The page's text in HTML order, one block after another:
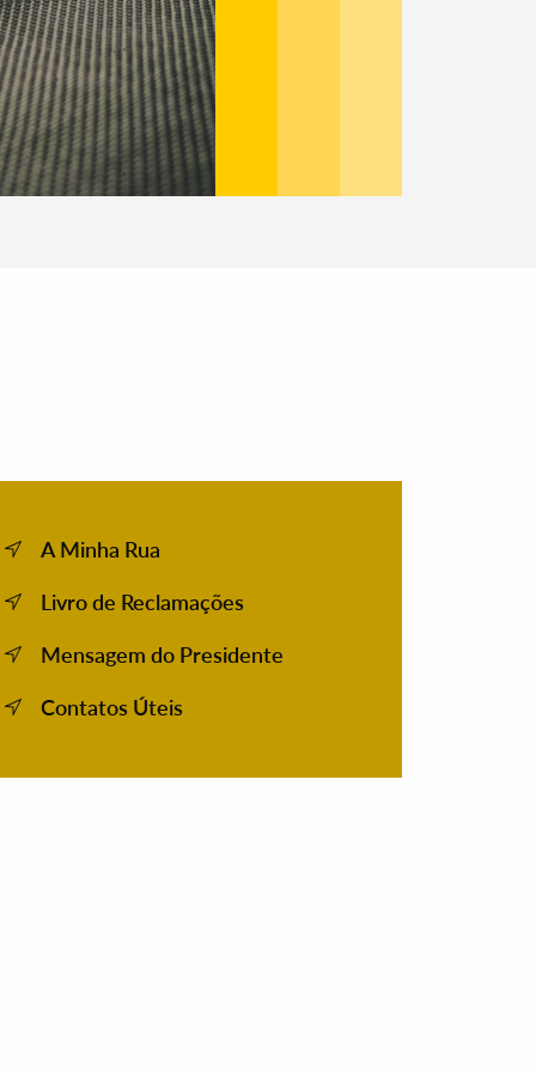
A Minha Rua
Livro de Reclamações
Mensagem do Presidente
Contatos Úteis